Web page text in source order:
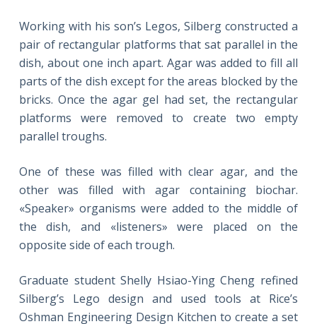
Working with his son’s Legos, Silberg constructed a
pair of rectangular platforms that sat parallel in the
dish, about one inch apart. Agar was added to fill all
parts of the dish except for the areas blocked by the
bricks. Once the agar gel had set, the rectangular
platforms were removed to create two empty
parallel troughs.
One of these was filled with clear agar, and the
other was filled with agar containing biochar.
«Speaker» organisms were added to the middle of
the dish, and «listeners» were placed on the
opposite side of each trough.
Graduate student Shelly Hsiao-Ying Cheng refined
Silberg’s Lego design and used tools at Rice’s
Oshman Engineering Design Kitchen to create a set